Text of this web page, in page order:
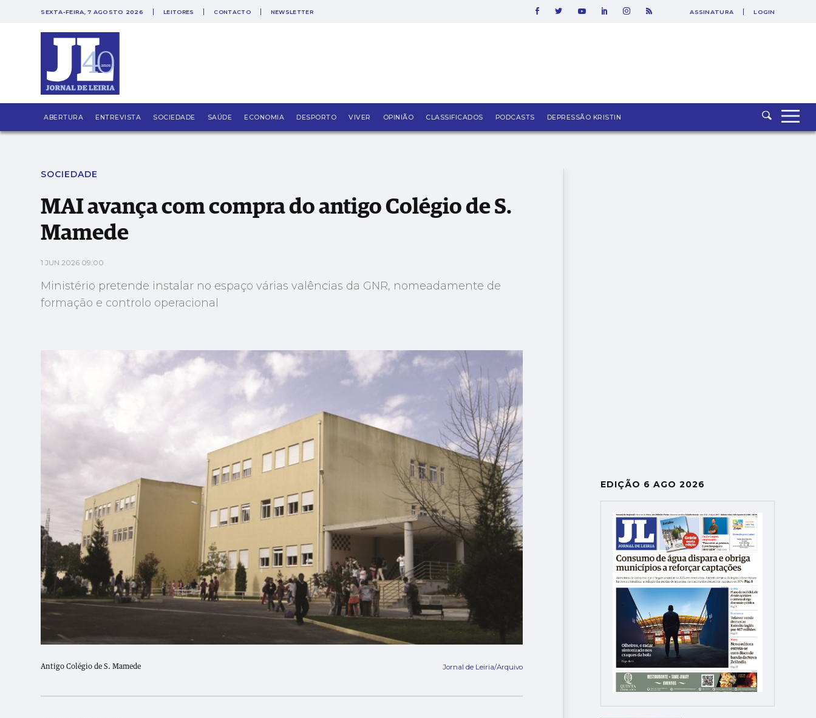
SAIR
SEXTA-FEIRA, 7 AGOSTO 2026 LEITORES CONTACTO NEWSLETTER ASSINATURA LOGIN
ABERTURA ENTREVISTA SOCIEDADE SAÚDE ECONOMIA DESPORTO VIVER OPINIÃO CLASSIFICADOS PODCASTS DEPRESSÃO KRISTIN
MAI avança com compra do antigo Colégio de S. Mamede
SOCIEDADE
MAI avança com compra do antigo Colégio de S.
Mamede
1 JUN 2026 09:00
Ministério pretende instalar no espaço várias valências da GNR, nomeadamente de
formação e controlo operacional
Antigo Colégio de S. Mamede Jornal de Leiria/Arquivo
EDIÇÃO 6 AGO 2026